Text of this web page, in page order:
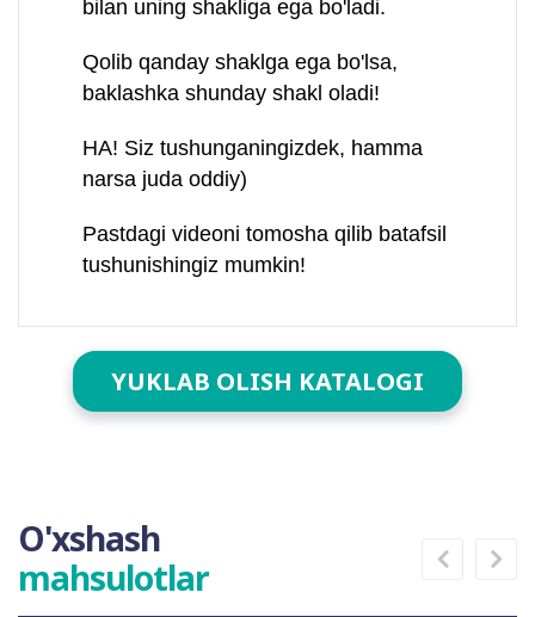
bilan uning shakliga ega bo'ladi.
Qolib qanday shaklga ega bo'lsa,
baklashka shunday shakl oladi!
HA! Siz tushunganingizdek, hamma
narsa juda oddiy)
Pastdagi videoni tomosha qilib batafsil
tushunishingiz mumkin!
YUKLAB OLISH KATALOGI
O'xshash
mahsulotlar